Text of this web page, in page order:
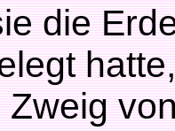
die